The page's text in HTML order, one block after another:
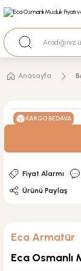
Nakit
Anasayfa
KARGO BEDAVA
Fiyat Alarmı
Ürünü Paylaş
Eca Armatür
Eca Osmanlı